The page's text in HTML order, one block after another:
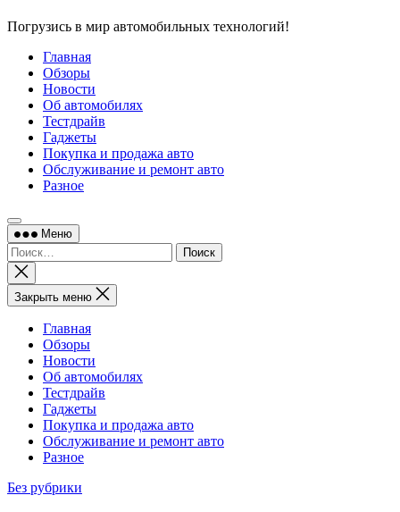
Погрузись в мир автомобильных технологий!
Главная
Обзоры
Новости
Об автомобилях
Тестдрайв
Гаджеты
Покупка и продажа авто
Обслуживание и ремонт авто
Разное
Меню
Найти:
Закрыть
поиск
Закрыть меню
Главная
Обзоры
Новости
Об автомобилях
Тестдрайв
Гаджеты
Покупка и продажа авто
Обслуживание и ремонт авто
Разное
Без рубрики